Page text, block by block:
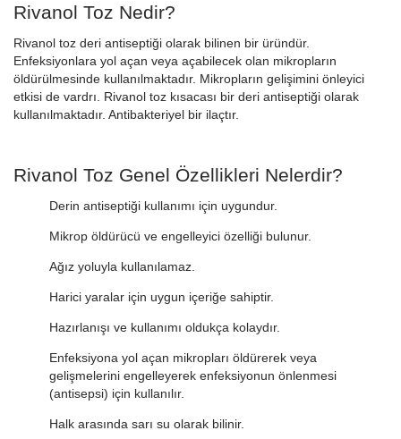
Rivanol Toz Nedir?
Rivanol toz deri antiseptiği olarak bilinen bir üründür.
Enfeksiyonlara yol açan veya açabilecek olan mikropların
öldürülmesinde kullanılmaktadır. Mikropların gelişimini önleyici
etkisi de vardrı. Rivanol toz kısacası bir deri antiseptiği olarak
kullanılmaktadır. Antibakteriyel bir ilaçtır.
Rivanol Toz Genel Özellikleri Nelerdir?
Derin antiseptiği kullanımı için uygundur.
Mikrop öldürücü ve engelleyici özelliği bulunur.
Ağız yoluyla kullanılamaz.
Harici yaralar için uygun içeriğe sahiptir.
Hazırlanışı ve kullanımı oldukça kolaydır.
Enfeksiyona yol açan mikropları öldürerek veya
gelişmelerini engelleyerek enfeksiyonun önlenmesi
(antisepsi) için kullanılır.
Halk arasında sarı su olarak bilinir.